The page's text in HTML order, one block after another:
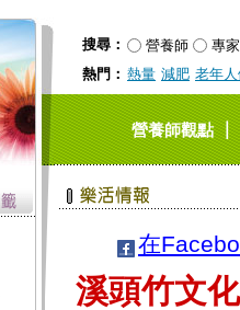
搜尋： 營養師
專家
熱門： 熱量 減肥 老年
營養師觀點｜
在
溪頭竹文